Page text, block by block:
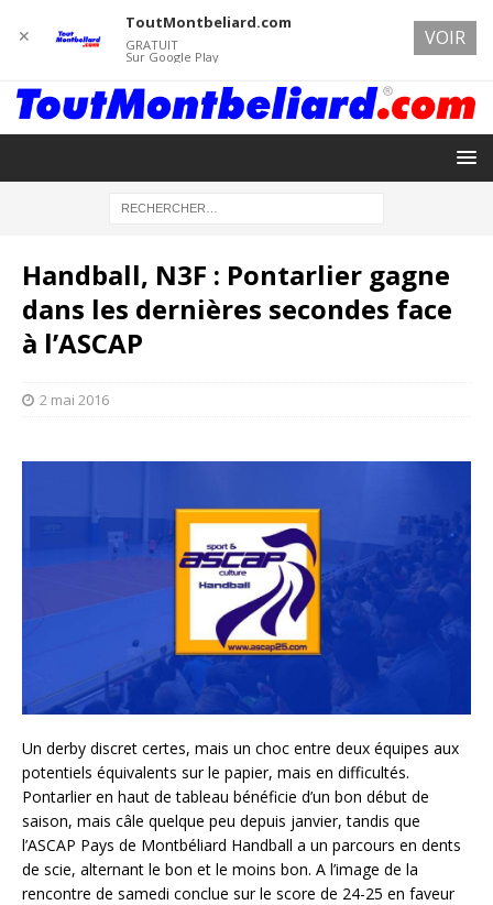
Handball, N3F : Pontarlier gagne
dans les dernières secondes face
à l’ASCAP
2 mai 2016
Un derby discret certes, mais un choc entre deux équipes aux
potentiels équivalents sur le papier, mais en difficultés.
Pontarlier en haut de tableau bénéficie d’un bon début de
saison, mais câle quelque peu depuis janvier, tandis que
l’ASCAP Pays de Montbéliard Handball a un parcours en dents
de scie, alternant le bon et le moins bon. A l’image de la
rencontre de samedi conclue sur le score de 24-25 en faveur
✕
ToutMontbeliard.com
GRATUIT
Sur Google Play
VOIR